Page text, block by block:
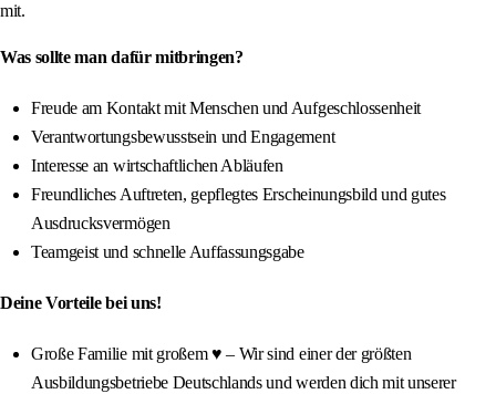
mit.
Was sollte man dafür mitbringen?
Freude am Kontakt mit Menschen und Aufgeschlossenheit
Verantwortungsbewusstsein und Engagement
Interesse an wirtschaftlichen Abläufen
Freundliches Auftreten, gepflegtes Erscheinungsbild und gutes
Ausdrucksvermögen
Teamgeist und schnelle Auffassungsgabe
Deine Vorteile bei uns!
Große Familie mit großem ♥ – Wir sind einer der größten
Ausbildungsbetriebe Deutschlands und werden dich mit unserer